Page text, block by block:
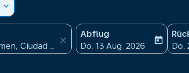
expand_more
close
Abflug
fc-booking-departure-
Do. 13 Aug. 2026
today
fc-
Do.